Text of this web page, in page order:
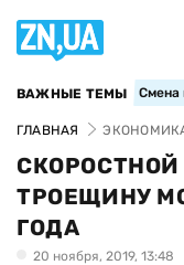
ВАЖНЫЕ ТЕМЫ Смена
ГЛАВНАЯ
ТРОЕЩИНУ
ГОДА
20 ноября, 2019, 13:48